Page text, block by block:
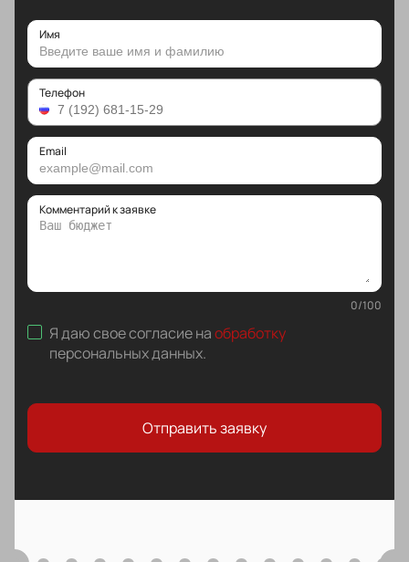
Имя
Телефон
Email
Комментарий к заявке
0/100
Я даю свое согласие наобработку
персональных данных.
Отправить заявку